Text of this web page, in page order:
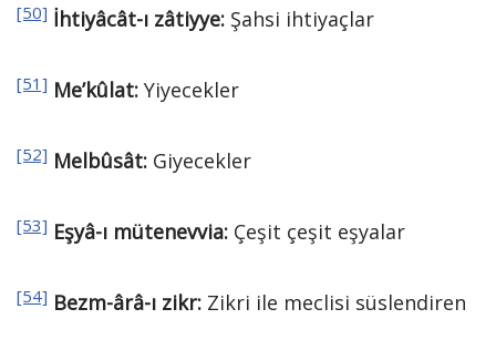
[50] İhtiyâcât-ı zâtiyye: Şahsi ihtiyaçlar
[51] Me’kûlat: Yiyecekler
[52] Melbûsât: Giyecekler
[53] Eşyâ-ı mütenevvia: Çeşit çeşit eşyalar
[54] Bezm-ârâ-ı zikr: Zikri ile meclisi süslendiren